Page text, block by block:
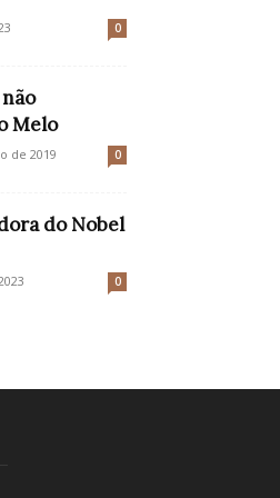
0
Melo
de 2019 0
do Nobel
0